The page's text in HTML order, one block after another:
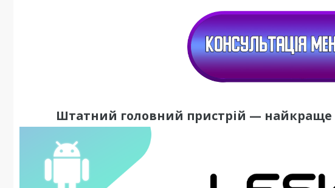
Штатний головний пристрій — найкраще